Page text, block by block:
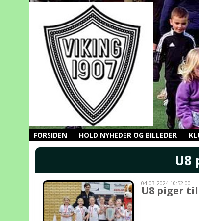
FORSIDEN HOLD NYHEDER OG BILLEDER
U8
04-03-2024 10:52:00
U8 piger